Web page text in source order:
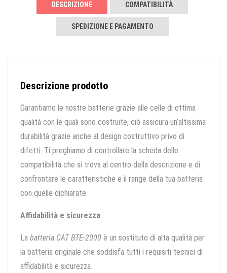
DESCRIZIONE COMPATIBILITÀ
SPEDIZIONE E PAGAMENTO
Descrizione prodotto
Garantiamo le nostre batterie grazie alle celle di ottima
qualità con le quali sono costruite, ciò assicura un’altissima
durabilità grazie anche al design costruttivo privo di
difetti. Ti preghiamo di controllare la scheda delle
compatibilità che si trova al centro della descrizione e di
confrontare le caratteristiche e il range della tua batteria
con quelle dichiarate.
Affidabilità e sicurezza
La batteria CAT BTE-2000 è un sostituto di alta qualità per
la batteria originale che soddisfa tutti i requisiti tecnici di
affidabilità e sicurezza.